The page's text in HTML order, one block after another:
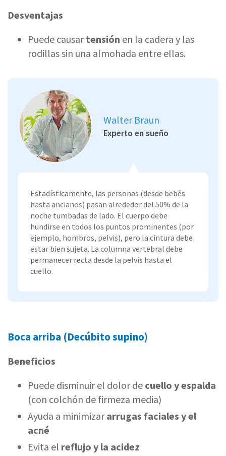
Desventajas
Puede causartensión en la cadera y las
rodillas sin una almohada entre ellas.
Estadísticamente, las personas (desde bebés
hasta ancianos) pasan alrededor del 50% de la
noche tumbadas de lado. El cuerpo debe
hundirse en todos los puntos prominentes (por
ejemplo, hombros, pelvis), pero la cintura debe
estar bien sujeta. La columna vertebral debe
permanecer recta desde la pelvis hasta el
cuello.
Walter Braun
Experto en sueño
Boca arriba (Decúbito supino)
Beneficios
Puede disminuir el dolor de cuello y espalda
(con colchón de firmeza media)
Ayuda a minimizararrugas faciales y el
acné
Evita el reflujo y la acidez